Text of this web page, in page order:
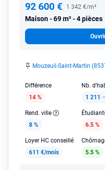
92 600 € 1 342 €/m²
Maison 69 m² - 4 pièces
Mouzeuil-Saint-Martin
Différence
14 %
Nb.
1 211
Rend. ville
8 %
6.5 %
Loyer HC conseillé
611 €/mois
5.5 %